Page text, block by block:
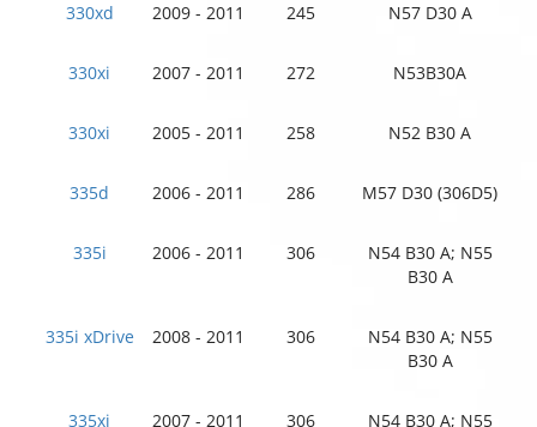
330xd 2009 - 2011 245 N57 D30 A
330xi 2007 - 2011 272 N53B30A
330xi 2005 - 2011 258 N52 B30 A
335d 2006 - 2011 286 M57 D30 (306D5)
335i 2006 - 2011 306
N54 B30 A; N55
B30 A
335i xDrive 2008 - 2011 306
N54 B30 A; N55
B30 A
335xi 2007 - 2011 306 N54 B30 A; N55